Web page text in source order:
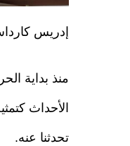
إدريس
منذ بداية
الأحداث
تحدثنا عنه.